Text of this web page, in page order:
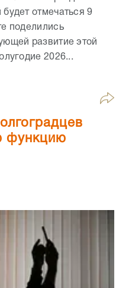
отмечаться 9
поделились
развитие этой
2026...
функцию